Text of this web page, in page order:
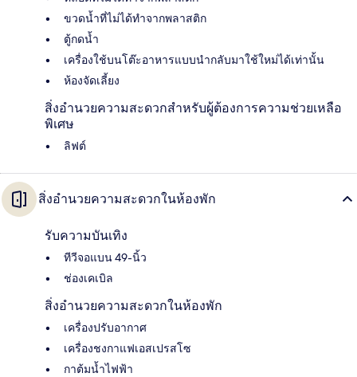
ขวดน้ำที่ไม่ได้ทำจากพลาสติก
ตู้กดน้ำ
เครื่องใช้บนโต๊ะอาหารแบบนำกลับมาใช้ใหม่ได้เท่านั้น
ห้องจัดเลี้ยง
สิ่งอำนวยความสะดวกสำหรับผู้ต้องการความช่วยเหลือ
พิเศษ
ลิฟต์
สิ่งอำนวยความสะดวกในห้องพัก
รับความบันเทิง
ทีวีจอแบน 49-นิ้ว
ช่องเคเบิล
สิ่งอำนวยความสะดวกในห้องพัก
เครื่องปรับอากาศ
เครื่องชงกาแฟเอสเปรสโซ
กาต้มน้ำไฟฟ้า